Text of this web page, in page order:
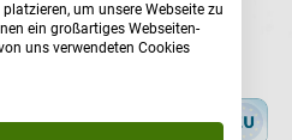
um unsere Webseite zu
ein großartiges Webseiten-
uns verwendeten Cookies